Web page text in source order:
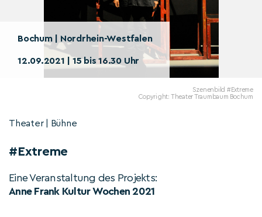
Bochum | Nordrhein-Westfalen
12.09.2021 | 15 bis 16.30 Uhr
Szenenbild #Extreme
Copyright: Theater Traumbaum Bochum
Theater | Bühne
#Extreme
Eine Veranstaltung des Projekts:
Anne Frank Kultur Wochen 2021